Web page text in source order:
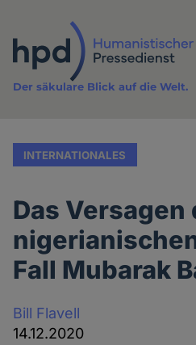
Inhalt
Der säkulare Blick auf die Welt.
INTERNATIONALES
Das Versagen
Fall Mubarak
Bill Flavell
14.12.2020